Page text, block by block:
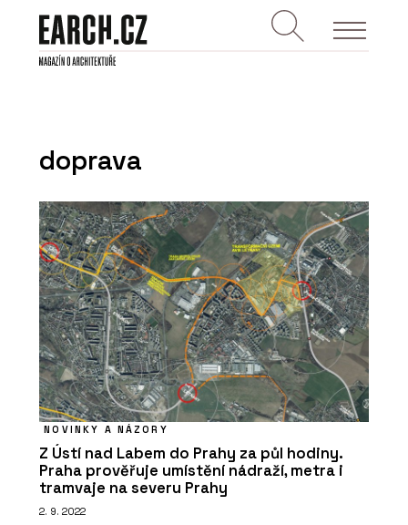
doprava
NOVINKY A NÁZORY
Z Ústí nad Labem do Prahy za půl hodiny.
Praha prověřuje umístění nádraží, metra i
tramvaje na severu Prahy
2. 9. 2022